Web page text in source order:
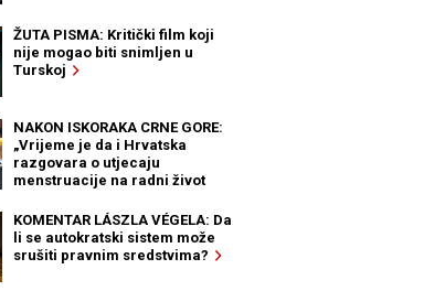
ŽUTA PISMA: Kritički film koji
nije mogao biti snimljen u
Turskoj
NAKON ISKORAKA CRNE GORE:
„Vrijeme je da i Hrvatska
razgovara o utjecaju
menstruacije na radni život
KOMENTAR LÁSZLA VÉGELA: Da
li se autokratski sistem može
srušiti pravnim sredstvima?